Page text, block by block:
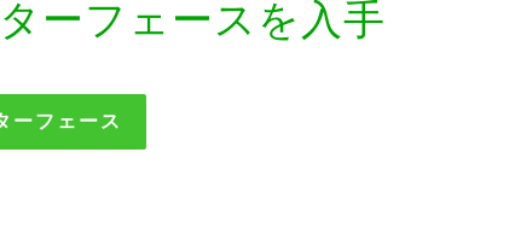
ーフェースを入手
ーフェース